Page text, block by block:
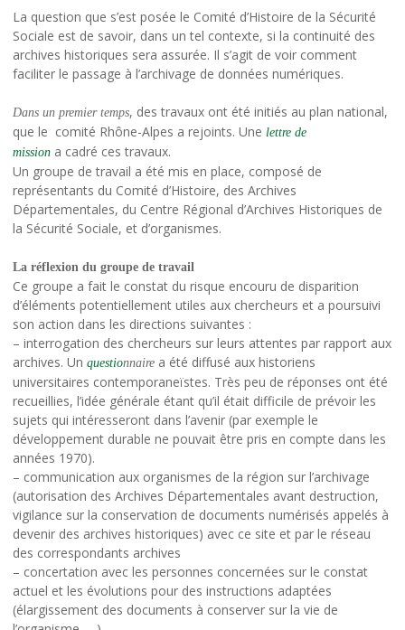
La question que s’est posée le Comité d’Histoire de la Sécurité
Sociale est de savoir, dans un tel contexte, si la continuité des
archives historiques sera assurée. Il s’agit de voir comment
faciliter le passage à l’archivage de données numériques.
Dans un premier temps, des travaux ont été initiés au plan national,
que le comité Rhône-Alpes a rejoints. Une lettre de
mission a cadré ces travaux.
Un groupe de travail a été mis en place, composé de
représentants du Comité d’Histoire, des Archives
Départementales, du Centre Régional d’Archives Historiques de
la Sécurité Sociale, et d’organismes.
La réflexion du groupe de travail
Ce groupe a fait le constat du risque encouru de disparition
d’éléments potentiellement utiles aux chercheurs et a poursuivi
son action dans les directions suivantes :
– interrogation des chercheurs sur leurs attentes par rapport aux
archives. Un questionnaire a été diffusé aux historiens
universitaires contemporaneïstes. Très peu de réponses ont été
recueillies, l’idée générale étant qu’il était difficile de prévoir les
sujets qui intéresseront dans l’avenir (par exemple le
développement durable ne pouvait être pris en compte dans les
années 1970).
– communication aux organismes de la région sur l’archivage
(autorisation des Archives Départementales avant destruction,
vigilance sur la conservation de documents numérisés appelés à
devenir des archives historiques) avec ce site et par le réseau
des correspondants archives
– concertation avec les personnes concernées sur le constat
actuel et les évolutions pour des instructions adaptées
(élargissement des documents à conserver sur la vie de